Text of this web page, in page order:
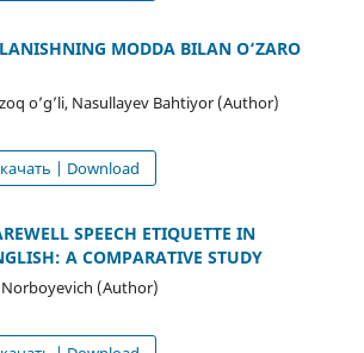
MODDA BILAN O‘ZARO
o’g’li, Nasullayev Bahtiyor (Author)
| Download
SPEECH ETIQUETTE IN
A COMPARATIVE STUDY
(Author)